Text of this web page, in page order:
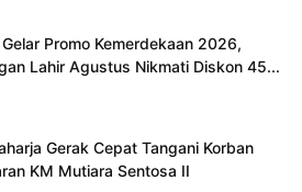
Gelar Promo Kemerdekaan 2026,
Lahir Agustus Nikmati Diskon 45...
Gerak Cepat Tangani Korban
KM Mutiara Sentosa II